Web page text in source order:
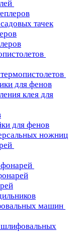
тачек
для фенов
клея для
для фенов
ножниц
машин